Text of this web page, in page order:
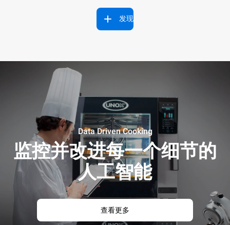
发现
Data Driven Cooking
监控并改进每一个细节的
人工智能
查看更多